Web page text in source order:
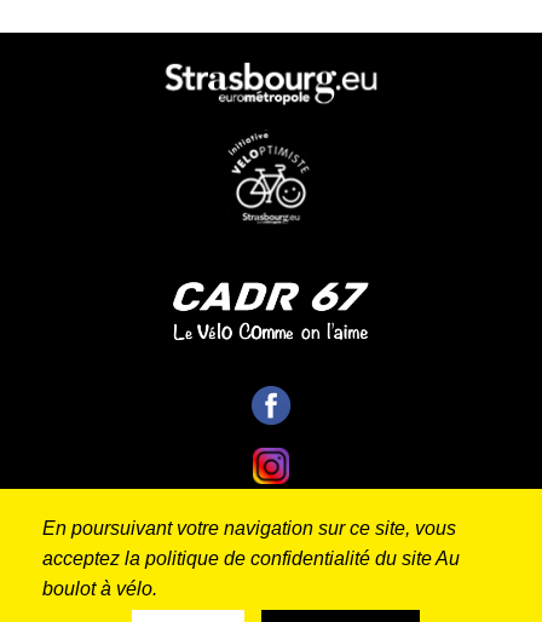
Contact
Mentions
En poursuivant votre navigation sur ce site, vous
acceptez la politique de confidentialité du site Au
boulot à vélo.